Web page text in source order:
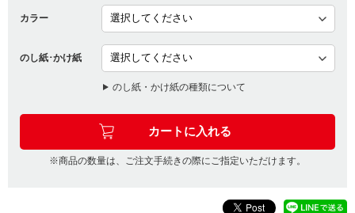
カラー
のし紙･かけ紙
のし紙・かけ紙の種類について
※商品の数量は、ご注文手続きの際にご指定いただけます。